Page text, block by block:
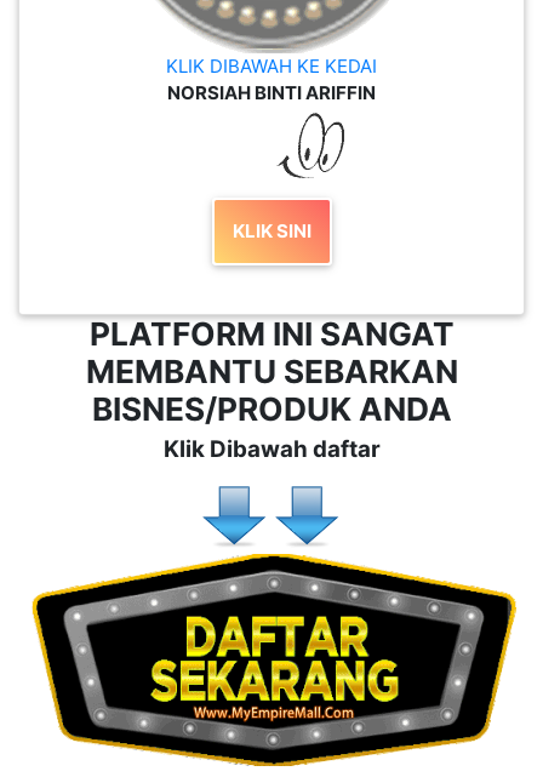
KLIK DIBAWAH KE KEDAI
NORSIAH BINTI ARIFFIN
KLIK SINI
PLATFORM INI SANGAT
MEMBANTU SEBARKAN
BISNES/PRODUK ANDA
Klik Dibawah daftar